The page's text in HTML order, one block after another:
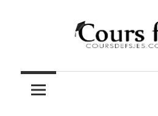
COURS
FSJES
vos
cours